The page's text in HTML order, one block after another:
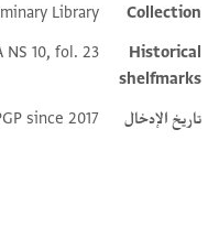
Additional metadata
Collection
Library
Historical
shelfmarks
NS 10, fol. 23
تاريخ الإدخال since 2017